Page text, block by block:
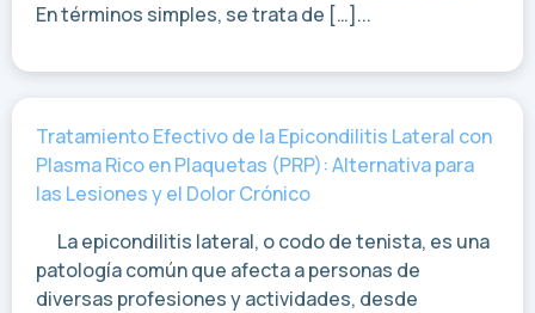
En términos simples, se trata de […]...
Tratamiento Efectivo de la Epicondilitis Lateral con
Plasma Rico en Plaquetas (PRP): Alternativa para
las Lesiones y el Dolor Crónico
La epicondilitis lateral, o codo de tenista, es una
patología común que afecta a personas de
diversas profesiones y actividades, desde